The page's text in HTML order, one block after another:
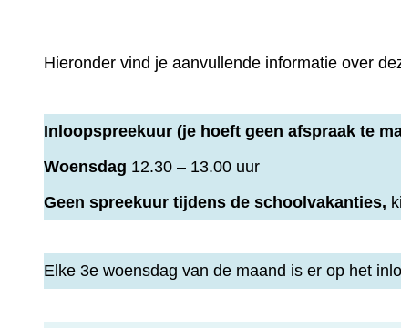
Hieronder vind je aanvullende informatie over
Inloopspreekuur (je hoeft geen afspraak te
Woensdag 12.30 – 13.00 uur
Geen spreekuur tijdens de schoolvakanties,
Elke 3e woensdag van de maand is er op het